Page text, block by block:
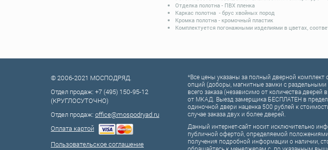
Отделка полотна - ПВХ пленка
Каркас полотна - брус хвойных пород
Кромка полотна - кромочный пластик
Комплектуется погонажными изделиями в цветах,
© 2006-2021 МОСПОДРЯД.
Отдел продаж: +7 (495) 150-95-12
(КРУГЛОСУТОЧНО)
Отдел продаж: office@mospodryad.ru
Оплата картой
Пользовательское соглашение
*Все цены указаны за полный дверной комплект
опций (доборы, магнитные замки с раздельными
всего заказа (независимо от количества
от МКАД. Выезд замерщика БЕСПЛАТЕН в
одиночной двери наценка 500 рублей к
случае заказа двух и более дверей.
Данный интернет-сайт носит исключительно
публичной офертой, определяемой
получения подробной информации о наличии,